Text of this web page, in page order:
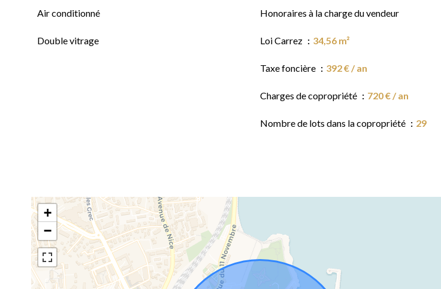
Air conditionné
Double vitrage
Honoraires à la charge du vendeur
Loi Carrez 34,56 m²
Taxe foncière 392 € / an
Charges de copropriété 720 € / an
Nombre de lots dans la copropriété 29
+
−